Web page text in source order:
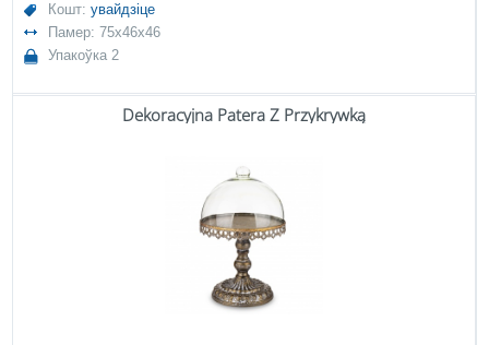
Кошт:увайдзіце
Памер: 75x46x46
Упакоўка 2
Dekoracyjna Patera Z Przykrywką